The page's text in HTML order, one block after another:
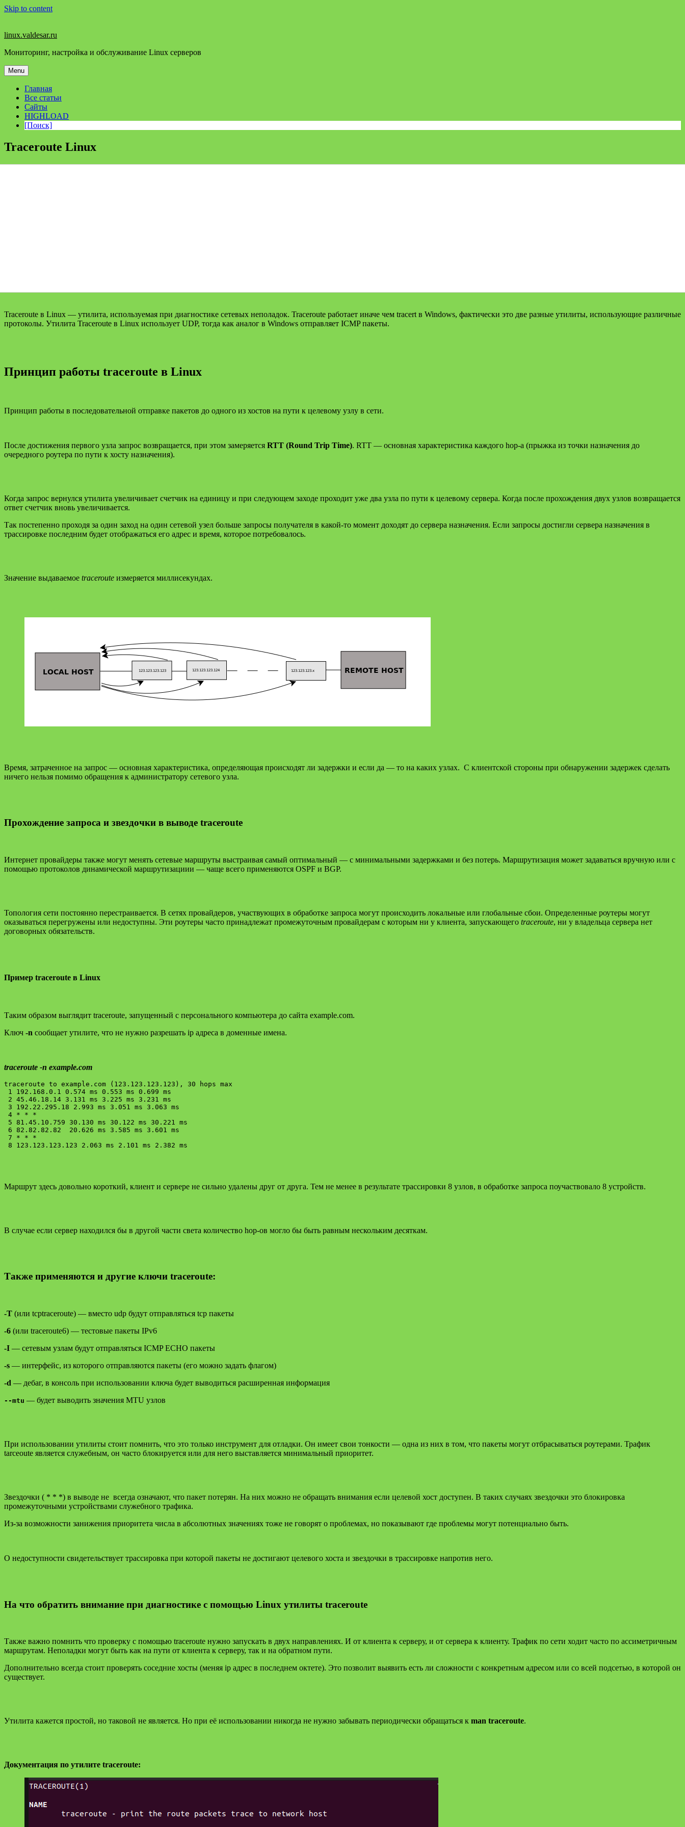
Skip to content
linux.valdesar.ru
Мониторинг, настройка и обслуживание Linux серверов
Menu
Главная
Все статьи
Сайты
HIGHLOAD
[Поиск]
Traceroute Linux
Traceroute в Linux — утилита, используемая при диагностике сетевых неполадок. Traceroute работает иначе чем tracert в Windows, фактически это две разные утилиты, использующие различные
протоколы. Утилита Traceroute в Linux использует UDP, тогда как аналог в Windows отправляет ICMP пакеты.
Принцип работы traceroute в Linux
Принцип работы в последовательной отправке пакетов до одного из хостов на пути к целевому узлу в сети.
После достижения первого узла запрос возвращается, при этом замеряется RTT (Round Trip Time). RTT — основная характеристика каждого hop-а (прыжка из точки назначения до
очередного роутера по пути к хосту назначения).
Когда запрос вернулся утилита увеличивает счетчик на единицу и при следующем заходе проходит уже два узла по пути к целевому сервера. Когда после прохождения двух узлов возвращается
ответ счетчик вновь увеличивается.
Так постепенно проходя за один заход на один сетевой узел больше запросы получателя в какой-то момент доходят до сервера назначения. Если запросы достигли сервера назначения в
трассировке последним будет отображаться его адрес и время, которое потребовалось.
Значение выдаваемое traceroute измеряется миллисекундах.
Время, затраченное на запрос — основная характеристика, определяющая происходят ли задержки и если да — то на каких узлах. С клиентской стороны при обнаружении задержек сделать
ничего нельзя помимо обращения к администратору сетевого узла.
Прохождение запроса и звездочки в выводе traceroute
Интернет провайдеры также могут менять сетевые маршруты выстраивая самый оптимальный — с минимальными задержками и без потерь. Маршрутизация может задаваться вручную или с
помощью протоколов динамической маршрутизациии — чаще всего применяются OSPF и BGP.
Топология сети постоянно перестраивается. В сетях провайдеров, участвующих в обработке запроса могут происходить локальные или глобальные сбои. Определенные роутеры могут
оказываться перегружены или недоступны. Эти роутеры часто принадлежат промежуточным провайдерам с которым ни у клиента, запускающего traceroute, ни у владельца сервера нет
договорных обязательств.
Пример traceroute в Linux
Таким образом выглядит traceroute, запущенный с персонального компьютера до сайта example.com.
Ключ -n сообщает утилите, что не нужно разрешать ip адреса в доменные имена.
traceroute -n example.com
traceroute to example.com (123.123.123.123), 30 hops max
1 192.168.0.1 0.574 ms 0.553 ms 0.699 ms
2 45.46.18.14 3.131 ms 3.225 ms 3.231 ms
3 192.22.295.18 2.993 ms 3.051 ms 3.063 ms
4 * * *
5 81.45.10.759 30.130 ms 30.122 ms 30.221 ms
6 82.82.82.82  20.626 ms 3.585 ms 3.601 ms
7 * * *
Маршрут здесь довольно короткий, клиент и сервере не сильно удалены друг от друга. Тем не менее в результате трассировки 8 узлов, в обработке запроса поучаствовало 8 устройств.
В случае если сервер находился бы в другой части света количество hop-ов могло бы быть равным нескольким десяткам.
Также применяются и другие ключи traceroute:
-T (или tcptraceroute) — вместо udp будут отправляться tcp пакеты
-6 (или traceroute6) — тестовые пакеты IPv6
-I — сетевым узлам будут отправляться ICMP ECHO пакеты
-s — интерфейс, из которого отправляются пакеты (его можно задать флагом)
-d — дебаг, в консоль при использовании ключа будет выводиться расширенная информация
--mtu — будет выводить значения MTU узлов
При использовании утилиты стоит помнить, что это только инструмент для отладки. Он имеет свои тонкости — одна из них в том, что пакеты могут отбрасываться роутерами. Трафик
tarceoute является служебным, он часто блокируется или для него выставляется минимальный приоритет.
Звездочки ( * * *) в выводе не всегда означают, что пакет потерян. На них можно не обращать внимания если целевой хост доступен. В таких случаях звездочки это блокировка
промежуточными устройствами служебного трафика.
Из-за возможности занижения приоритета числа в абсолютных значениях тоже не говорят о проблемах, но показывают где проблемы могут потенциально быть.
О недоступности свидетельствует трассировка при которой пакеты не достигают целевого хоста и звездочки в трассировке напротив него.
На что обратить внимание при диагностике с помощью Linux утилиты traceroute
Также важно помнить что проверку с помощью traceroute нужно запускать в двух направлениях. И от клиента к серверу, и от сервера к клиенту. Трафик по сети ходит часто по ассиметричным
маршрутам. Неполадки могут быть как на пути от клиента к серверу, так и на обратном пути.
Дополнительно всегда стоит проверять соседние хосты (меняя ip адрес в последнем октете). Это позволит выявить есть ли сложности с конкретным адресом или со всей подсетью, в которой он
существует.
Утилита кажется простой, но таковой не является. Но при её использовании никогда не нужно забывать периодически обращаться к man traceroute.
Документация по утилите traceroute: